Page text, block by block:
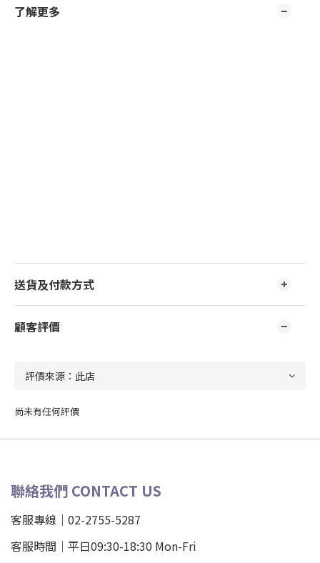
了解更多
送貨及付款方式
顧客評價
尚未有任何評價
聯絡我們 CONTACT US
客服專線｜02-2755-5287
客服時間｜平日09:30-18:30 Mon-Fri